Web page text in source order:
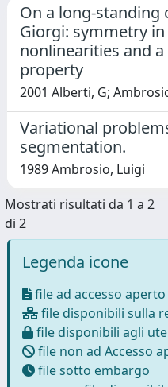
On a long-standing
Giorgi: symmetry
nonlinearities and
property
2001 Alberti, G;
Variational
segmentation.
1989 Ambrosio, Luigi
Mostrati risultati da 1 a 2
di 2
Legenda icone
file ad accesso aperto
file disponibili sulla
file disponibili agli
file non ad Accesso
file sotto embargo